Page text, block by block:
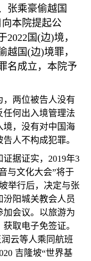
张乘豪偷越国
向本院提起公
2022 国(边)境，
越国(边)境罪，
名成立，本院予
，两位被告人没有
何出入境管理法
境，没有对中国海
人不构成犯罪。
据证实， 2019年3
与文化大会”将于
举行后，决定与张
阳城关教会人员
加会议。以旅游为
取电子免签证。
云等人乘同航班
吉隆坡“世界基